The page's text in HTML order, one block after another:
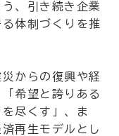
、引き続き企業
体制づくりを推
からの復興や経
希望と誇りある
尽くす」、ま
再生モデルとし